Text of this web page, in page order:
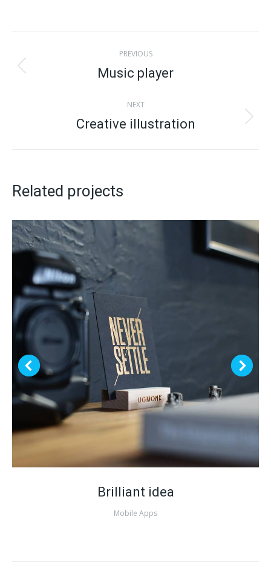
PREVIOUS
Music player
NEXT
Creative illustration
Related projects
Brilliant idea
Mobile Apps